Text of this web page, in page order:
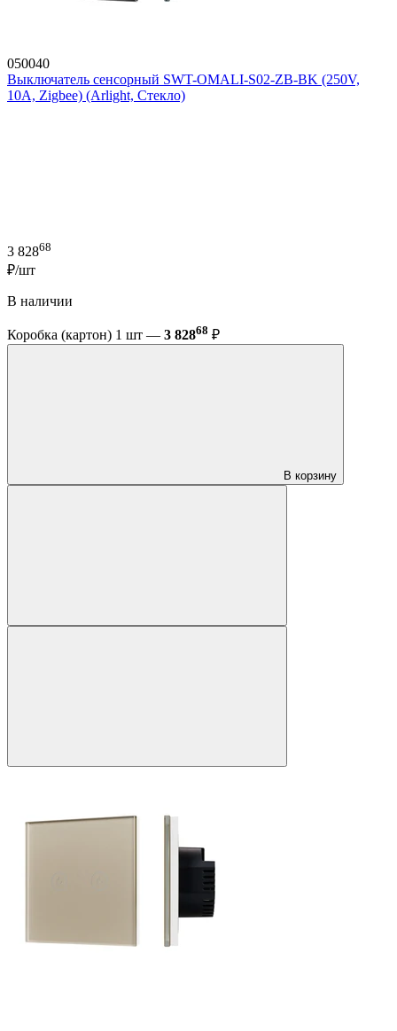
050040
Выключатель сенсорный SWT-OMALI-S02-ZB-BK (250V,
10A, Zigbee) (Arlight, Стекло)
3 82868
₽/шт
В наличии
Коробка (картон) 1 шт — 3 82868 ₽
В корзину